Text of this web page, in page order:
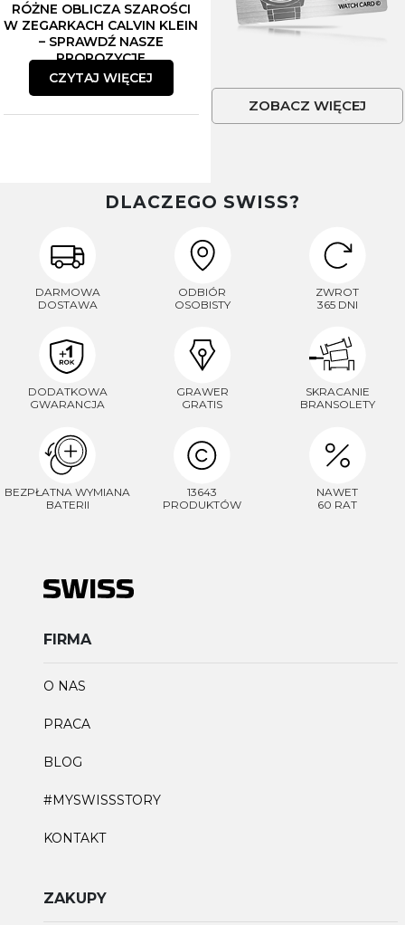
RÓŻNE OBLICZA SZAROŚCI
W ZEGARKACH CALVIN KLEIN
– SPRAWDŹ NASZE
PROPOZYCJE
CZYTAJ WIĘCEJ
ZOBACZ WIĘCEJ
DLACZEGO SWISS?
DARMOWA
DOSTAWA
ODBIÓR
OSOBISTY
ZWROT
365 DNI
DODATKOWA
GWARANCJA
GRAWER
GRATIS
SKRACANIE
BRANSOLETY
BEZPŁATNA WYMIANA
BATERII
13643
PRODUKTÓW
NAWET
60 RAT
FIRMA
O NAS
PRACA
BLOG
#MYSWISSSTORY
KONTAKT
ZAKUPY